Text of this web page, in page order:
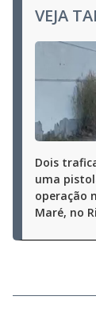
VEJA
Dois
uma
operação
Maré, no